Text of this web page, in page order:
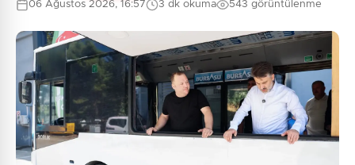
4 + 6 = ?
Gönder
06 Ağustos 2026, 16:57 3 dk okuma 543 görüntülenme